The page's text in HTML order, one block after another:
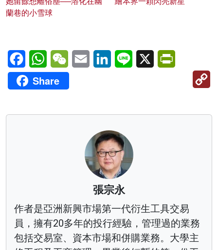
蘭巷的小雪球
FacebookWhatsAppWeChatEmail LinkedInLine X
Share
張宗永
作者是亞洲新興市場第一代衍生工具交易
員，擁有20多年的投行經驗，管理過的業務
包括交易室、資本市場和併購業務。大學主